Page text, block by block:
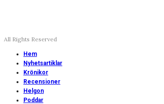
All Rights Reserved
Hem
Nyhetsartiklar
Krönikor
Recensioner
Helgon
Poddar